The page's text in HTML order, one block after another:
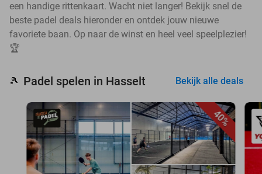
een handige rittenkaart. Wacht niet langer! Bekijk snel de
beste padel deals hieronder en ontdek jouw nieuwe
favoriete baan. Op naar de winst en heel veel speelplezier!
🏆
🎾 Padel spelen in Hasselt Bekijk alle deals
40%